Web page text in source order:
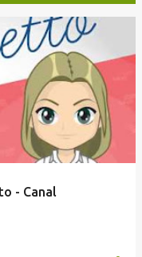
- Canal